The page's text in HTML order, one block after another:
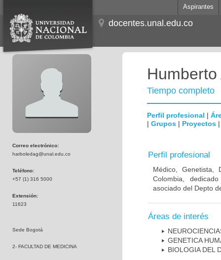
Aspirantes
docentes.unal.edu.co
Correo electrónico:
harboledag@unal.edu.co
Teléfono:
+57 (1) 316 5000
Extensión:
11623
Sede Bogotá
2- FACULTAD DE MEDICINA
Tiempo completo
Perfil profesional |
| Grupos | Proyectos
Perfil profesional
Médico, Genetista,
Colombia,
asociado del Depto
Áreas de interés
GENETICA
BIOLOGIA DEL